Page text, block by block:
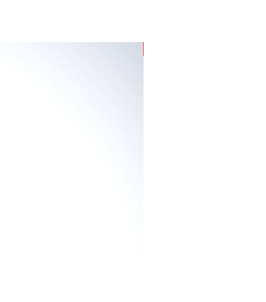
elige el tamaño adecuado para